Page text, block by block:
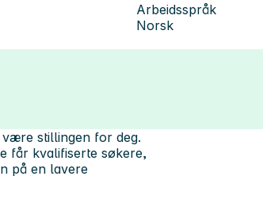
Arbeidsspråk
Norsk
være stillingen for deg.
får kvalifiserte søkere,
på en lavere